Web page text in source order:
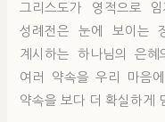
그리스도가 영적으로
성례전은 눈에 보이는
계시하는 하나님의 은
여러 약속을 우리 마음
약속을 보다 더 확실하게